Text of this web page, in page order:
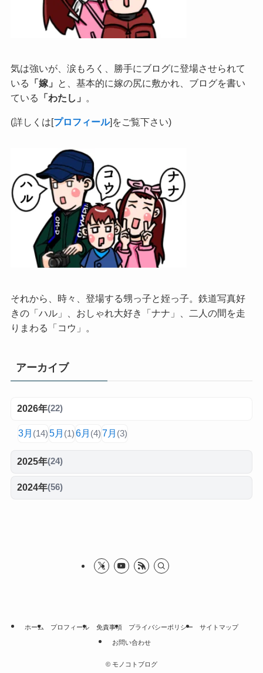
気は強いが、涙もろく、勝手にブログに登場させられて
いる
「嫁」
と、基本的に嫁の尻に敷かれ、ブログを書い
ている
「わたし」 。
(詳しくは[プロフィール]をご覧下さい)
それから、時々、登場する甥っ子と姪っ子。鉄道写真好
きの「ハル」、おしゃれ大好き「ナナ」、二人の間を走
りまわる「コウ」。
アーカイブ
2026年(22)
3月 (14)5月 (1)6月 (4)7月 (3)
2025年(24)
2024年(56)
ホーム プロフィール 免責事項 プライバシーポリシー サイトマップ
お問い合わせ
© モノコトブログ